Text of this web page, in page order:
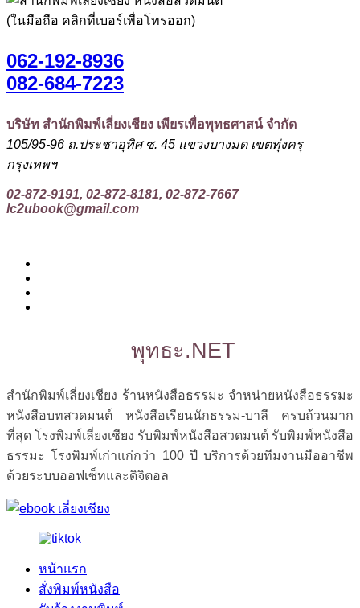
(ในมือถือ คลิกที่เบอร์เพื่อโทรออก)
062-192-8936
082-684-7223
บริษัท สำนักพิมพ์เลี่ยงเชียง เพียรเพื่อพุทธศาสน์ จำกัด
105/95-96 ถ.ประชาอุทิศ ซ. 45 แขวงบางมด เขตทุ่งครุ
กรุงเทพฯ
02-872-9191, 02-872-8181, 02-872-7667
lc2ubook@gmail.com
พุทธะ.NET
สำนักพิมพ์เลี่ยงเชียง ร้านหนังสือธรรมะ จำหน่ายหนังสือธรรมะ
หนังสือบทสวดมนต์ หนังสือเรียนนักธรรม-บาลี ครบถ้วนมาก
ที่สุด โรงพิมพ์เลี่ยงเชียง รับพิมพ์หนังสือสวดมนต์ รับพิมพ์หนังสือ
ธรรมะ โรงพิมพ์เก่าแก่กว่า 100 ปี บริการด้วยทีมงานมืออาชีพ
ด้วยระบบออฟเซ็ทและดิจิตอล
หน้าแรก
สั่งพิมพ์หนังสือ